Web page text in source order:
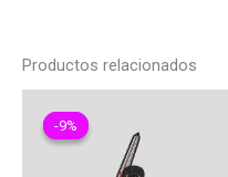
Productos relacionados
-9%
-9%